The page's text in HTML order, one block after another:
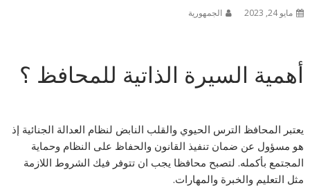
مايو 24, 2023 الجمهورية
أهمية السيرة الذاتية للمحافظ ؟
يعتبر المحافظ الترس الحيوي والقلب النابض لنظام العدالة الجنائية إذ
هو مسؤول عن ضمان تنفيذ القانون والحفاظ على النظام وحماية
المجتمع بأكمله. لتصبح محافظا يجب ان تتوفر فيك الشروط اللازمة
مثل التعليم والخبرة والمهارات.